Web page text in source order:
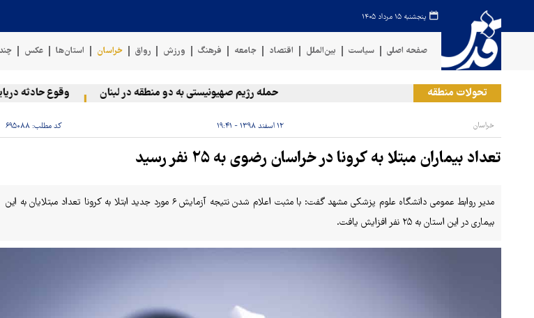
پنجشنبه ۱۵ مرداد ۱۴۰۵
صفحه اصلی سیاست بین‌الملل اقتصاد جامعه فرهنگ ورزش رواق خراسان استان‌ها عکس
تحولات منطقه حمله رژیم صهیونیستی به دو منطقه در لبنان وقوع حادثه دریایی
خراسان ۱۲ اسفند ۱۳۹۸ - ۱۹:۴۱ کد مطلب: ۶۹۵۰۸۸
تعداد بیماران مبتلا به کرونا در خراسان رضوی به ۲۵ نفر رسید
مدیر روابط عمومی دانشگاه علوم پزشکی مشهد گفت: با مثبت اعلام شدن نتیجه آزمایش ۶ مورد جدید ابتلا به کرونا تعداد مبتلایان به این
بیماری در این استان به ۲۵ نفر افزایش یافت.